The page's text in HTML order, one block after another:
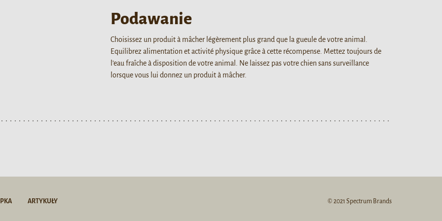
Podawanie
Choisissez un produit à mâcher légèrement plus grand que la gueule de votre animal.
Equilibrez alimentation et activité physique grâce à cette récompense. Mettez toujours de
l’eau fraîche à disposition de votre animal. Ne laissez pas votre chien sans surveillance
lorsque vous lui donnez un produit à mâcher.
ARTYKUŁY © 2021 Spectrum Brands